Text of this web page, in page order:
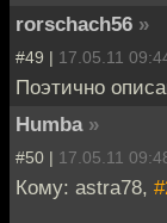
rorschach56 »
#49 | 17.05.11
Поэтично
Humba »
#50 | 17.05.11
Кому: astra78,